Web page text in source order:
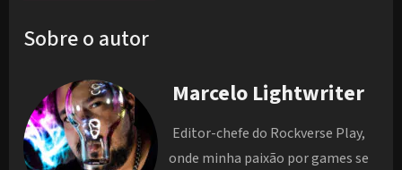
Sobre o autor
Marcelo Lightwriter
Editor-chefe do Rockverse Play,
onde minha paixão por games se